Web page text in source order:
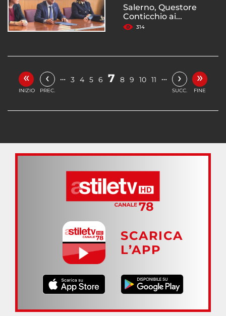
Salerno, Questore
Conticchio ai...
314
«
INIZIO
‹
PREC.
… 3 4 5 6 7 8 9 10 11 … ›
SUCC.
»
FINE
SCARICA
L’APP